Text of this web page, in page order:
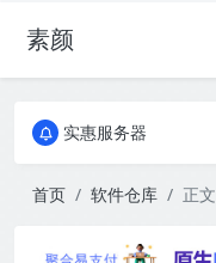
素颜
全国免费包邮流量卡
全国免费包邮流量卡
首页 软件仓库 正文